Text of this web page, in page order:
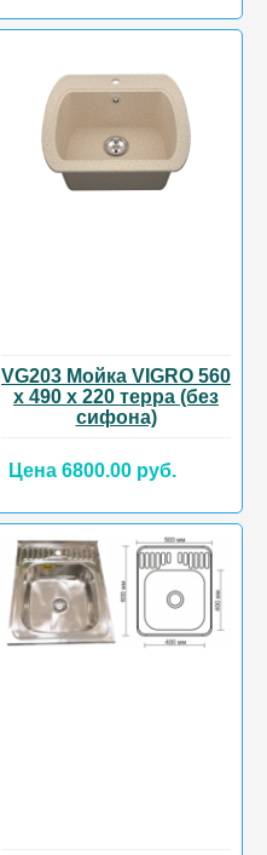
VG203 Мойка VIGRO 560
х 490 х 220 терра (без
сифона)
Цена 6800.00 руб.